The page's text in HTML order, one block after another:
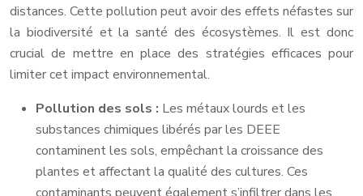
distances. Cette pollution peut avoir des effets néfastes sur
la biodiversité et la santé des écosystèmes. Il est donc
crucial de mettre en place des stratégies efficaces pour
limiter cet impact environnemental.
Pollution des sols : Les métaux lourds et les
substances chimiques libérés par les DEEE
contaminent les sols, empêchant la croissance des
plantes et affectant la qualité des cultures. Ces